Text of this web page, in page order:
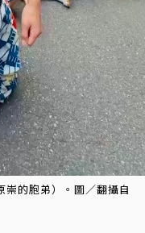
崇的胞弟）。圖／翻攝自